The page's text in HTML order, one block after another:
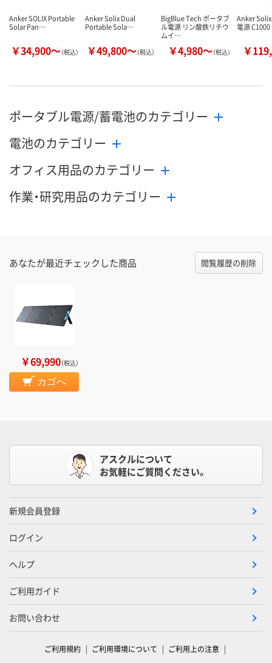
Anker SOLIX Portable
Solar Pan…
￥34,900～（税込）
Anker Solix Dual
Portable Sola…
￥49,800～（税込）
BigBlue Tech ポータブ
ル電源 リン酸鉄リチウ
ムイ…
￥4,980～（税込）
Anker
電源
￥
ポータブル電源/蓄電池のカテゴリー
電池のカテゴリー
オフィス用品のカテゴリー
作業・研究用品のカテゴリー
あなたが最近チェックした商品 閲覧履歴の削除
￥69,990（税込）
カゴへ
アスクルについて
お気軽にご質問ください。
新規会員登録
ログイン
ヘルプ
ご利用ガイド
お問い合わせ
ご利用規約 ご利用環境について
ご利用上の注意